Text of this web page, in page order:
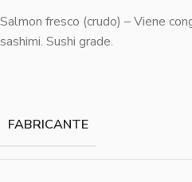
Salmon fresco (crudo) – Viene
sashimi. Sushi grade.
FABRICANTE